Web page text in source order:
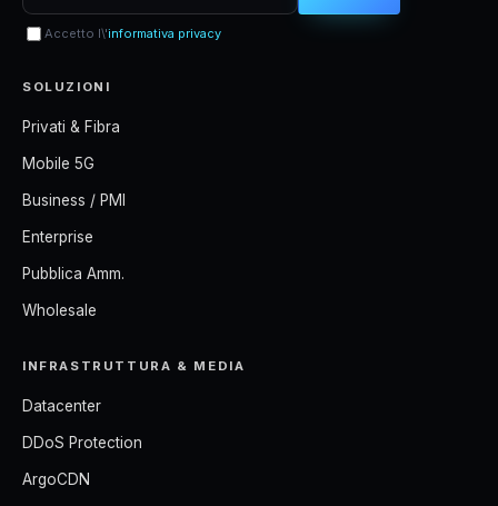
Accetto l\'informativa privacy
SOLUZIONI
Privati & Fibra
Mobile 5G
Business / PMI
Enterprise
Pubblica Amm.
Wholesale
INFRASTRUTTURA & MEDIA
Datacenter
DDoS Protection
ArgoCDN